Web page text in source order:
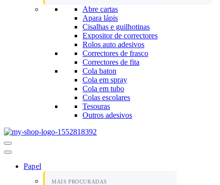
Abre cartas
Apara lápis
Cisalhas e guilhotinas
Expositor de correctores
Rolos auto adesivos
Correctores de frasco
Correctores de fita
Cola baton
Cola em spray
Cola em tubo
Colas escolares
Tesouras
Outros adesivos
Menu
de
Papel
MAIS PROCURADAS